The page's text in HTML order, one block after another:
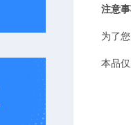
注意
为了
本品